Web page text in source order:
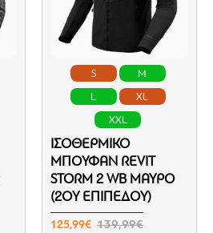
S M
L XL
XXL
ΙΣΟΘΕΡΜΙΚΌ
ΜΠΟΥΦΆΝ REVIT
STORM 2 WB ΜΑΎΡΟ
(2ΟΥ ΕΠΙΠΈΔΟΥ)
125,99€ 139,99€